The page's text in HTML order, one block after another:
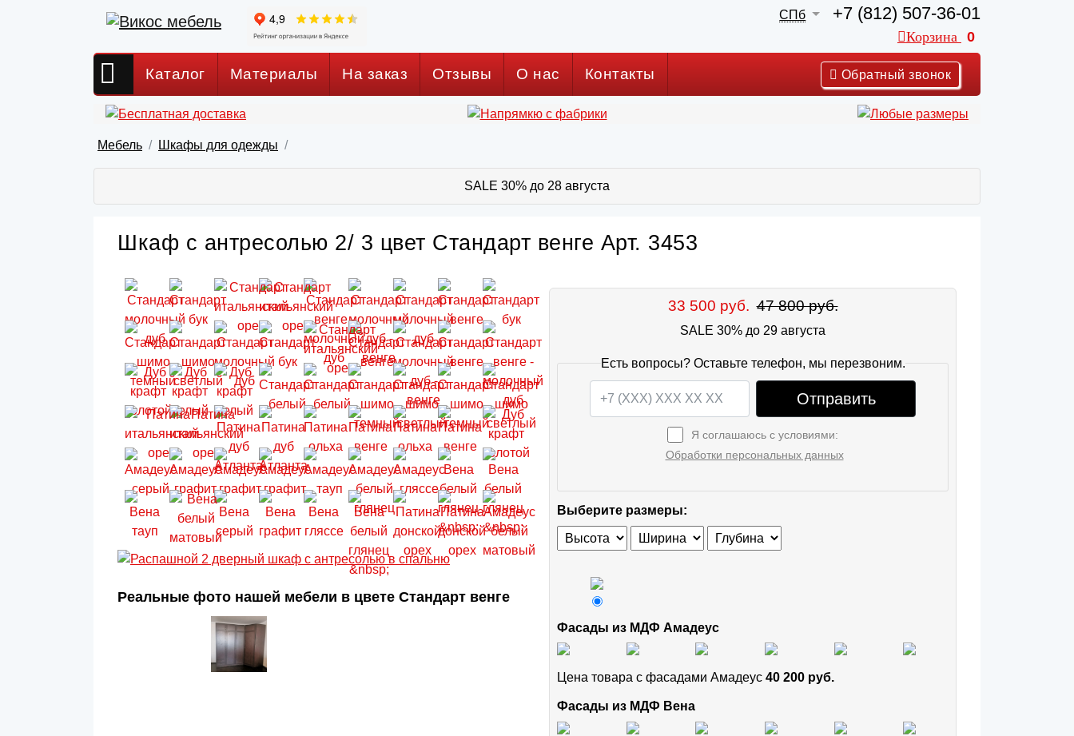
СПб +7 (812) 507-36-01
Корзина 0
Каталог Материалы На заказ Отзывы О нас Контакты Обратный звонок
Мебель Шкафы для одежды
SALE 30% до 28 августа
Шкаф с антресолью 2/ 3 цвет Стандарт венге Арт. 3453
Реальные фото нашей мебели в цвете Стандарт венге
33 500 руб. 47 800 руб.
SALE 30% до 29 августа
Есть вопросы? Оставьте телефон, мы перезвоним.
Отправить
Я соглашаюсь с условиями:
Обработки персональных данных
Выберите размеры:
Фасады из МДФ Амадеус
Цена товара с фасадами Амадеус 40 200 руб.
Фасады из МДФ Вена